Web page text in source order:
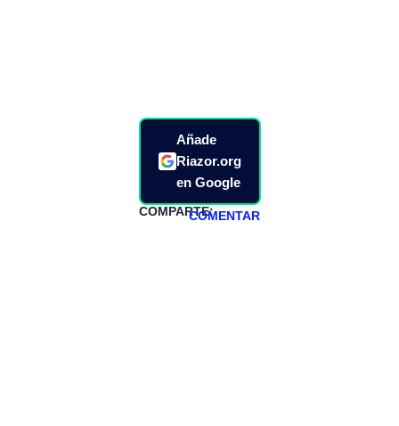
Añade
Riazor.org
en Google
COMPARTE:COMENTAR